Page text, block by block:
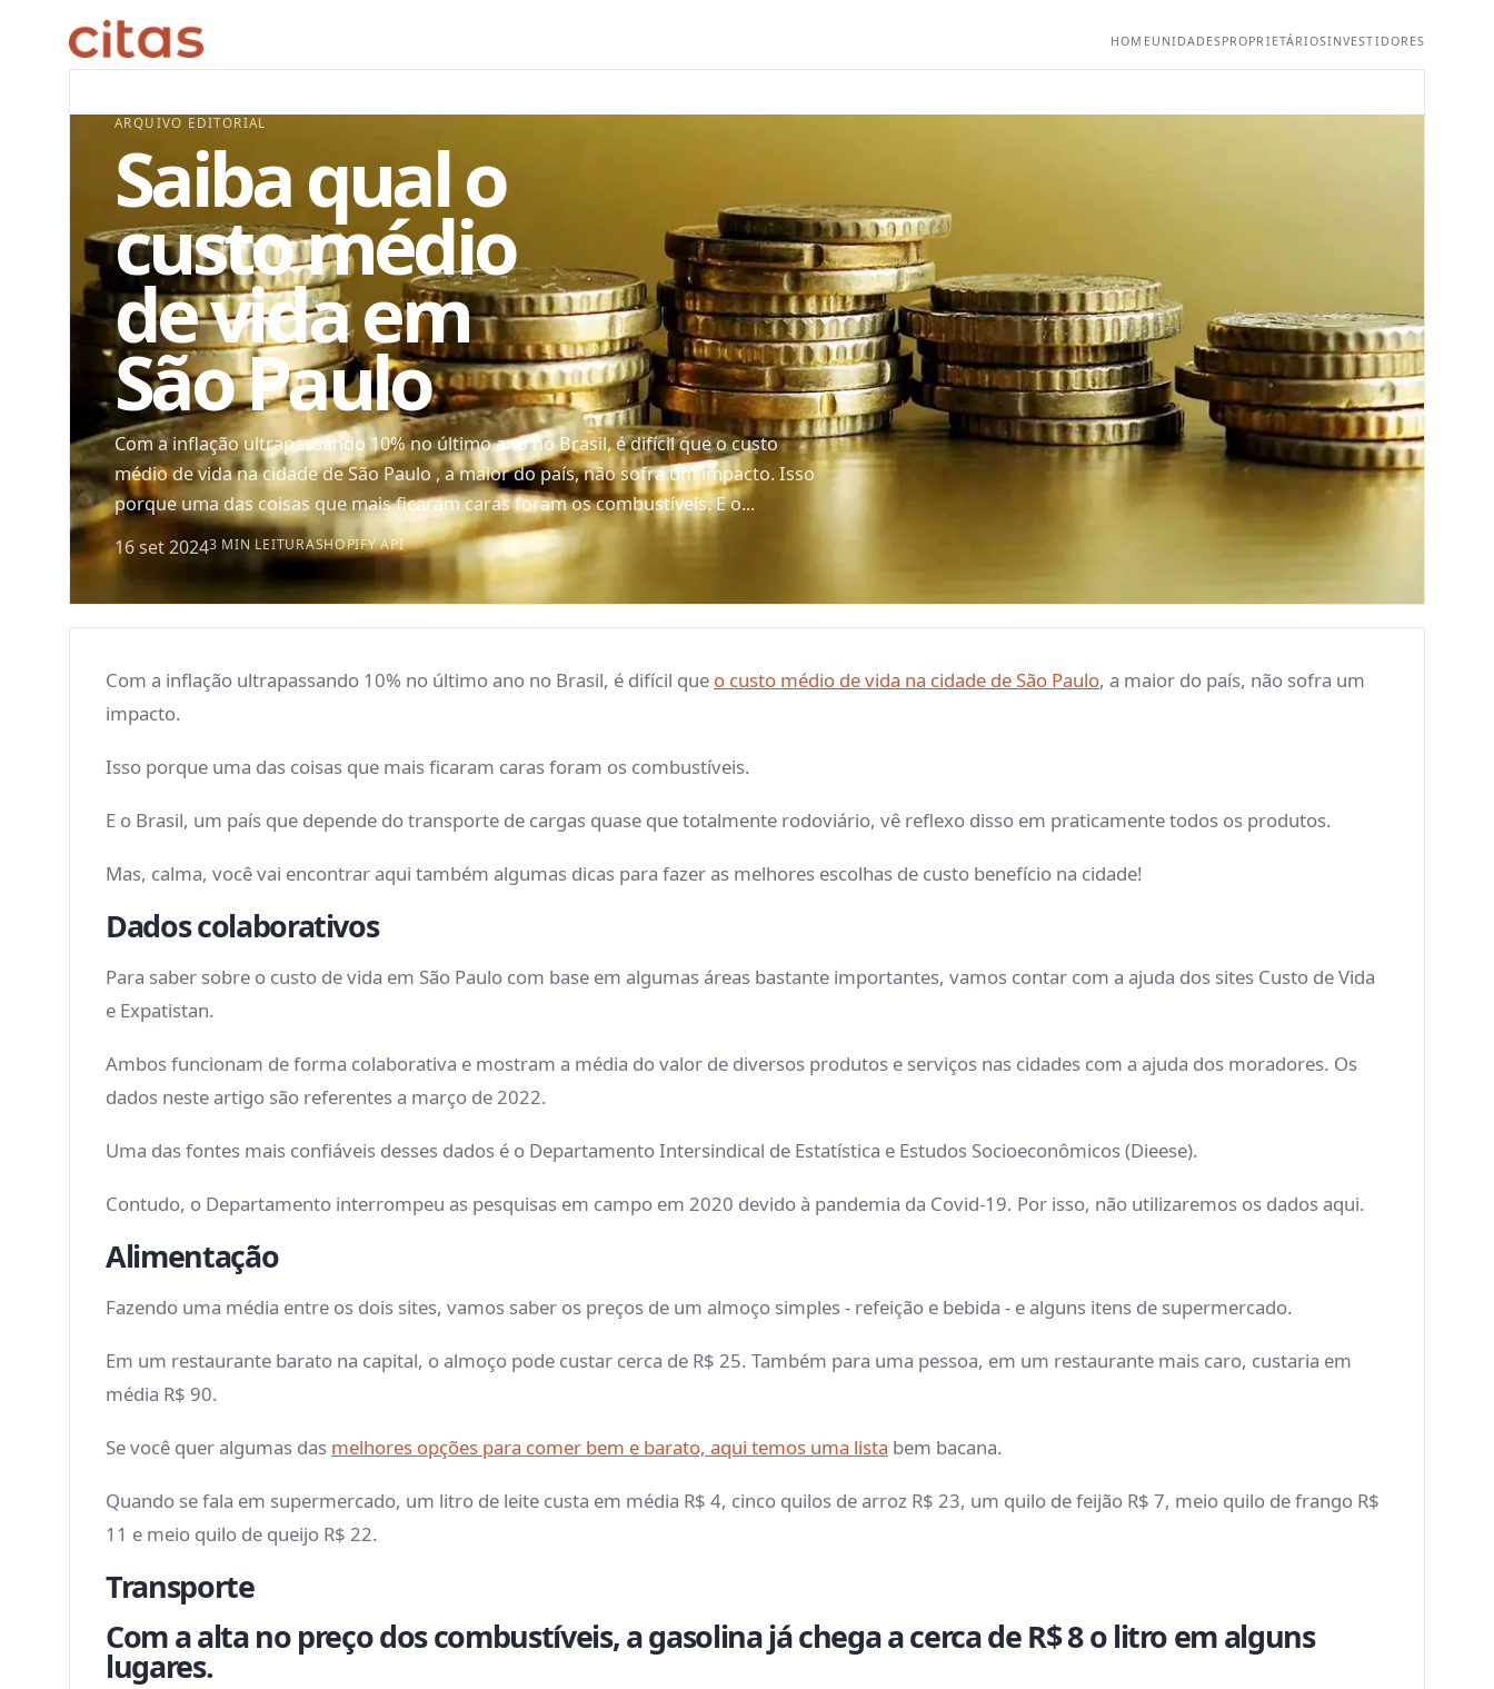
HOMEUNIDADESPROPRIETÁRIOSINVESTIDORES
ARQUIVO EDITORIAL
Saiba qual o
custo médio
de vida em
São Paulo
Com a inflação ultrapassando 10% no último ano no Brasil, é difícil que o custo
médio de vida na cidade de São Paulo , a maior do país, não sofra um impacto. Isso
porque uma das coisas que mais ficaram caras foram os combustíveis. E o...
16 set 20243 MIN LEITURASHOPIFY API
Com a inflação ultrapassando 10% no último ano no Brasil, é difícil que o custo médio de vida na cidade de São Paulo, a maior do país, não sofra um
impacto.
Isso porque uma das coisas que mais ficaram caras foram os combustíveis.
E o Brasil, um país que depende do transporte de cargas quase que totalmente rodoviário, vê reflexo disso em praticamente todos os produtos.
Mas, calma, você vai encontrar aqui também algumas dicas para fazer as melhores escolhas de custo benefício na cidade!
Dados colaborativos
Para saber sobre o custo de vida em São Paulo com base em algumas áreas bastante importantes, vamos contar com a ajuda dos sites Custo de Vida
e Expatistan.
Ambos funcionam de forma colaborativa e mostram a média do valor de diversos produtos e serviços nas cidades com a ajuda dos moradores. Os
dados neste artigo são referentes a março de 2022.
Uma das fontes mais confiáveis desses dados é o Departamento Intersindical de Estatística e Estudos Socioeconômicos (Dieese).
Contudo, o Departamento interrompeu as pesquisas em campo em 2020 devido à pandemia da Covid-19. Por isso, não utilizaremos os dados aqui.
Alimentação
Fazendo uma média entre os dois sites, vamos saber os preços de um almoço simples - refeição e bebida - e alguns itens de supermercado.
Em um restaurante barato na capital, o almoço pode custar cerca de R$ 25. Também para uma pessoa, em um restaurante mais caro, custaria em
média R$ 90.
Se você quer algumas das melhores opções para comer bem e barato, aqui temos uma lista bem bacana.
Quando se fala em supermercado, um litro de leite custa em média R$ 4, cinco quilos de arroz R$ 23, um quilo de feijão R$ 7, meio quilo de frango R$
11 e meio quilo de queijo R$ 22.
Transporte
Com a alta no preço dos combustíveis, a gasolina já chega a cerca de R$ 8 o litro em alguns
lugares.